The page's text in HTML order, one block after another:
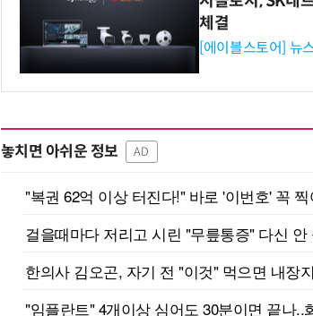
체결
[에이블스토어] 뉴
놓치면 아쉬운 정보 AD